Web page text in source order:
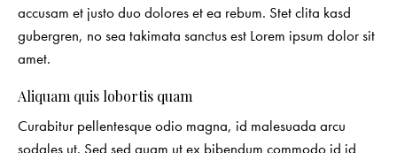
accusam et justo duo dolores et ea rebum. Stet clita kasd
gubergren, no sea takimata sanctus est Lorem ipsum dolor sit
amet.
Aliquam quis lobortis quam
Curabitur pellentesque odio magna, id malesuada arcu
sodales ut. Sed sed quam ut ex bibendum commodo id id